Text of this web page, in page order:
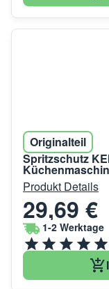
Originalteil
Spritzschutz
Produkt Details
29,69 €
1-2 Werktage